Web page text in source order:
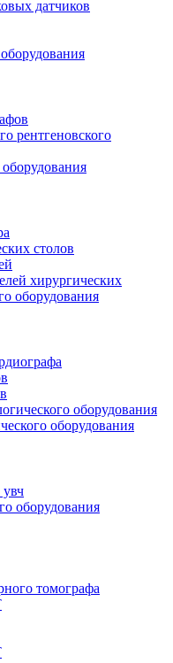
датчиков
рентгеновского
столов
хирургических
оборудования
оборудования
оборудования
увч
оборудования
томографа